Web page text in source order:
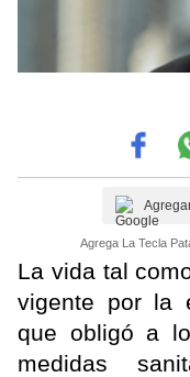
Agrega La Tecla
La vida tal
vigente por la
que obligó a
medidas